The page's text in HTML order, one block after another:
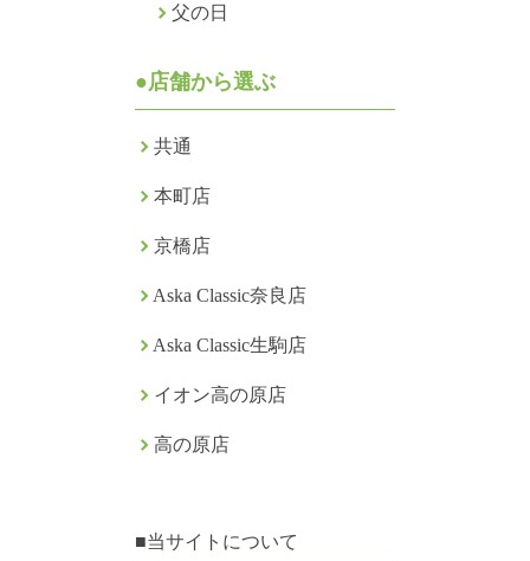
父の日
●店舗から選ぶ
共通
本町店
京橋店
Aska Classic奈良店
Aska Classic生駒店
イオン高の原店
高の原店
■当サイトについて